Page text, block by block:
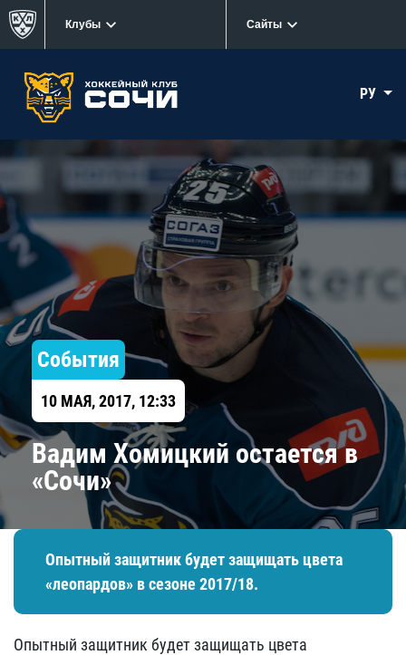
Клубы Сайты
РУ
События
10 МАЯ, 2017, 12:33
Вадим Хомицкий остается в
«Сочи»
Опытный защитник будет защищать цвета
«леопардов» в сезоне 2017/18.
Опытный защитник будет защищать цвета